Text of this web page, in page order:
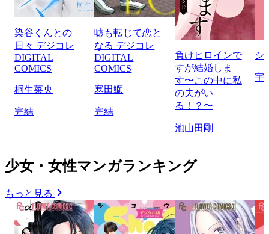
染谷くんとの
日々 デジコレ
DIGITAL
COMICS
桐生菜央
完結
嘘も転じて恋と
なる デジコレ
DIGITAL
COMICS
寒田鰤
完結
負けヒロインで
すが結婚しま
す〜この中に私
の夫がい
る！？〜
池山田剛
シ
宇
少女・女性マンガランキング
もっと見る